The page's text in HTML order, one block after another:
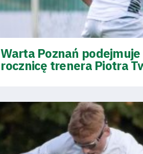
Warta Poznań
rocznicę trenera Piotra